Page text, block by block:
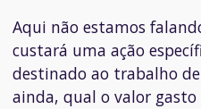
Aqui não estamos
custará uma ação
destinado ao trabalho de
ainda, qual o valor